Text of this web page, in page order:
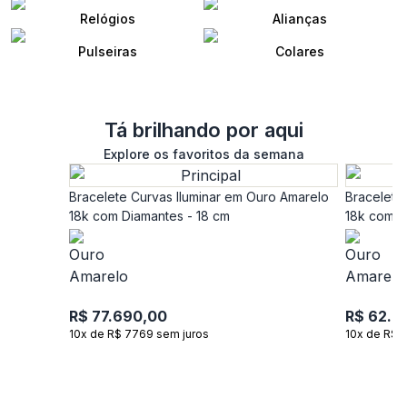
Relógios Alianças
Pulseiras Colares
Tá brilhando por aqui
Explore os favoritos da semana
Bracelete Curvas Iluminar em Ouro Amarelo
18k com Diamantes - 18 cm
R$ 77.690,00
10x de R$ 7769 sem juros
Bracelete
18k com
R$
10x de R$